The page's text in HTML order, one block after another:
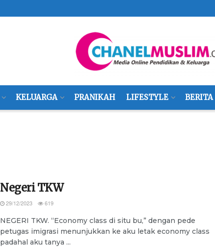
KELUARGA PRANIKAH LIFESTYLE BERITA
Negeri TKW
29/12/2023 619
NEGERI TKW. “Economy class di situ bu,” dengan pede
petugas imigrasi menunjukkan ke aku letak economy class
padahal aku tanya ...